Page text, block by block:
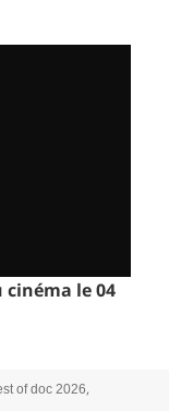
le 04
of doc 2026,